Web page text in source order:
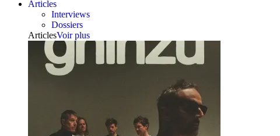
Articles
Interviews
Dossiers
ArticlesVoir plus